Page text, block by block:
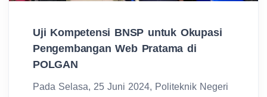
Uji Kompetensi BNSP untuk Okupasi
Pengembangan Web Pratama di
POLGAN
Pada Selasa, 25 Juni 2024, Politeknik Negeri